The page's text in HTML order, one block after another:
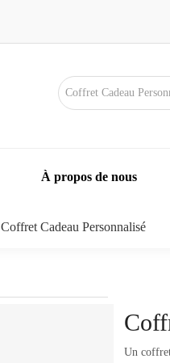
À propos de nous
Coffret Cadeau Personnalisé
Un